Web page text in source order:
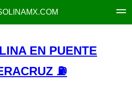
EN PUENTE
⛽